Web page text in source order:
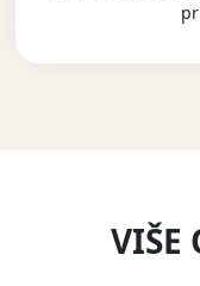
VIŠE